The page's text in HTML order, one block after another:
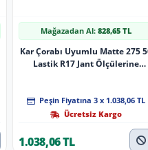
Mağazadan Al: 828,65 TL
Kar Çorabı Uyumlu Matte 275
Lastik R17 Jant Ölçülerine
Peşin Fiyatına 3 x 1.038,06 TL
Ücretsiz Kargo
1.038,06 TL